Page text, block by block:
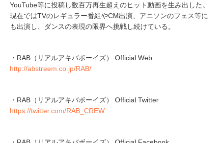
YouTube等に投稿し数百万再生超えのヒット動画を生み出した。
現在ではTVのレギュラー番組やCM出演、アニソンのフェス等に
も出演し、ダンスの表現の限界へ挑戦し続けている。
・RAB（リアルアキバボーイズ） Official Web
http://abstreem.co.jp/RAB/
・RAB（リアルアキバボーイズ） Official Twitter
https://twitter.com/RAB_CREW